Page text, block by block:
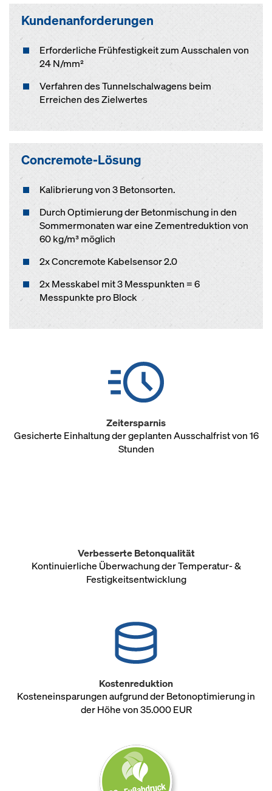
Kundenanforderungen
Erforderliche Frühfestigkeit zum Ausschalen von
24 N/mm²
Verfahren des Tunnelschalwagens beim
Erreichen des Zielwertes
Concremote-Lösung
Kalibrierung von 3 Betonsorten.
Durch Optimierung der Betonmischung in den
Sommermonaten war eine Zementreduktion von
60 kg/m³ möglich
2x Concremote Kabelsensor 2.0
2x Messkabel mit 3 Messpunkten = 6
Messpunkte pro Block
Zeitersparnis
Gesicherte Einhaltung der geplanten Ausschalfrist von 16
Stunden
Verbesserte Betonqualität
Kontinuierliche Überwachung der Temperatur- &
Festigkeitsentwicklung
Kostenreduktion
Kosteneinsparungen aufgrund der Betonoptimierung in
der Höhe von 35.000 EUR